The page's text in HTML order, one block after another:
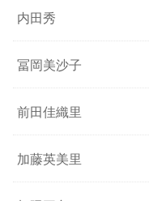
内田秀
冨岡美沙子
前田佳織里
加藤英美里